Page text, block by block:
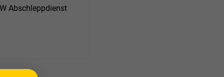
Abschleppdienst